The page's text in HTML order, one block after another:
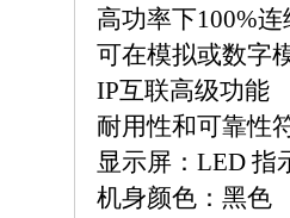
高功率下100%连
可在模拟或数字
IP互联高级功能
耐用性和可靠性
显示屏： LED 指
机身颜色：黑色